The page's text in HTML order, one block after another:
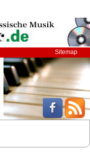
Sitemap